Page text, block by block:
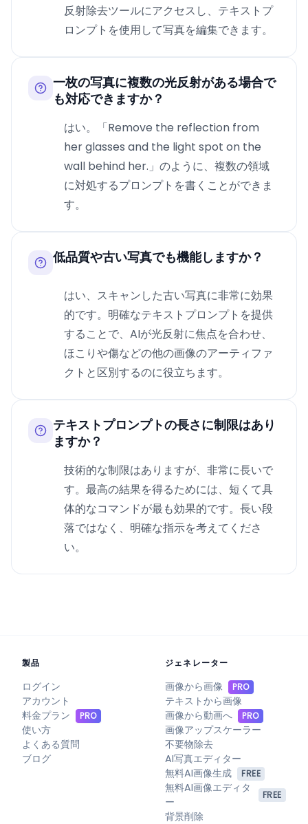
反射除去ツールにアクセスし、テキストプ
ロンプトを使用して写真を編集できます。
一枚の写真に複数の光反射がある場合で
も対応できますか？
はい。「Remove the reflection from
her glasses and the light spot on the
wall behind her.」のように、複数の領域
に対処するプロンプトを書くことができま
す。
低品質や古い写真でも機能しますか？
はい、スキャンした古い写真に非常に効果
的です。明確なテキストプロンプトを提供
することで、AIが光反射に焦点を合わせ、
ほこりや傷などの他の画像のアーティファ
クトと区別するのに役立ちます。
テキストプロンプトの長さに制限はあり
ますか？
技術的な制限はありますが、非常に長いで
す。最高の結果を得るためには、短くて具
体的なコマンドが最も効果的です。長い段
落ではなく、明確な指示を考えてくださ
い。
製品
ログイン
アカウント
料金プラン
PRO
使い方
よくある質問
ブログ
ジェネレーター
画像から画像 PRO
テキストから画像
画像から動画へ
PRO
画像アップスケーラー
不要物除去
AI写真エディター
無料AI画像生成
FREE
無料AI画像エディタ
ー
FREE
背景削除